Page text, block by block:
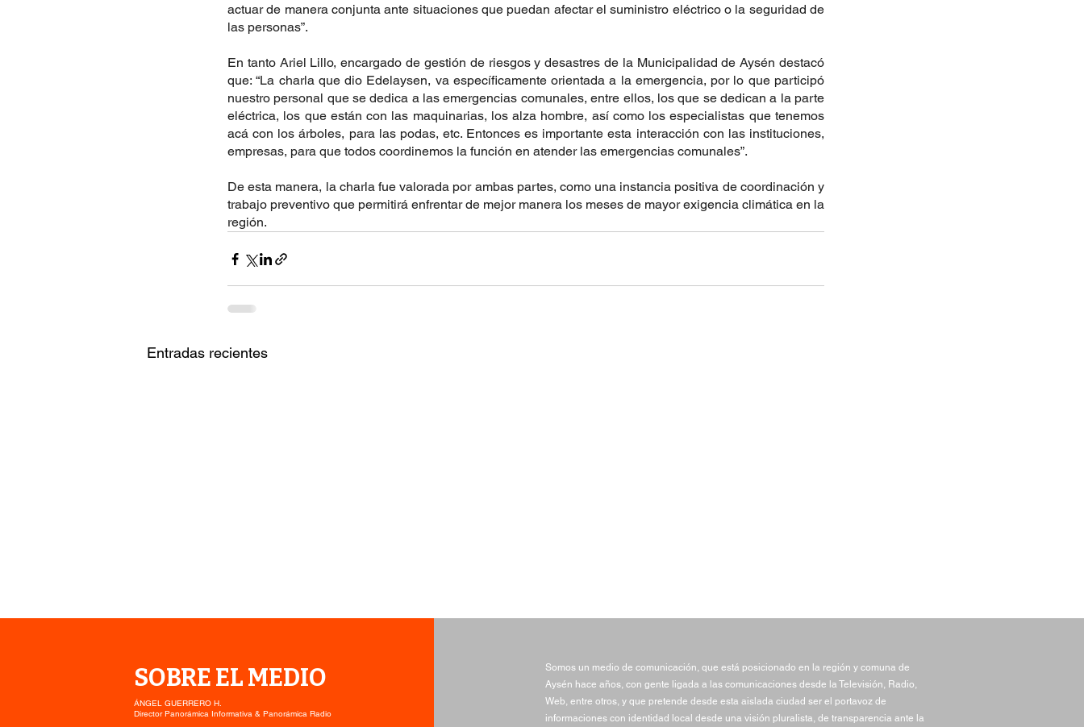
actuar de manera conjunta ante situaciones que puedan afectar el suministro eléctrico o la seguridad de
las personas”.
En tanto Ariel Lillo, encargado de gestión de riesgos y desastres de la Municipalidad de Aysén destacó
que: “La charla que dio Edelaysen, va específicamente orientada a la emergencia, por lo que participó
nuestro personal que se dedica a las emergencias comunales, entre ellos, los que se dedican a la parte
eléctrica, los que están con las maquinarias, los alza hombre, así como los especialistas que tenemos
acá con los árboles, para las podas, etc. Entonces es importante esta interacción con las instituciones,
empresas, para que todos coordinemos la función en atender las emergencias comunales”.
De esta manera, la charla fue valorada por ambas partes, como una instancia positiva de coordinación y
trabajo preventivo que permitirá enfrentar de mejor manera los meses de mayor exigencia climática en la
región.
Entradas recientes
SOBRE EL MEDIO
ÁNGEL GUERRERO H.
Director Panorámica Informativa & Panorámica Radio
Somos un medio de comunicación, que está posicionado en la región y comuna de
Aysén hace años, con gente ligada a las comunicaciones desde la Televisión, Radio,
Web, entre otros, y que pretende desde esta aislada ciudad ser el portavoz de
informaciones con identidad local desde una visión pluralista, de transparencia ante la